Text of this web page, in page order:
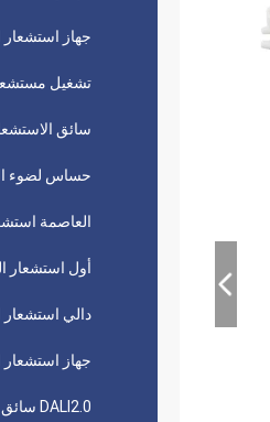
جهاز استشعار
تشغيل
سائق
حساس لضوء
العاصمة
أول استشعار
دالي استشعار
جهاز استشعار
DALI2.0 سائق LED عكس الضوء